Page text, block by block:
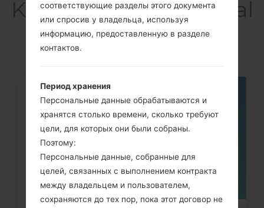
K) akaLG X Power Dual
TD-LTE
соответствующие разделы этого документа
или спросив у владельца, используя
информацию, предоставленную в разделе
контактов.
Период хранения
Персональные данные обрабатываются и
хранятся столько времени, сколько требуют
цели, для которых они были собраны.
Поэтому:
Персональные данные, собранные для
целей, связанных с выполнением контракта
между владельцем и пользователем,
сохраняются до тех пор, пока этот договор не